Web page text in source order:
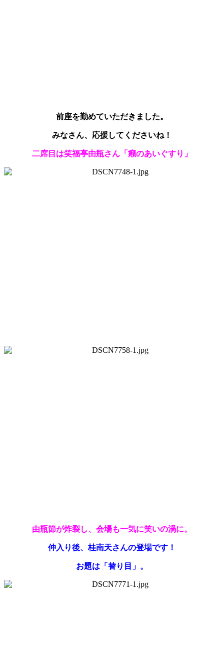
前座を勤めていただきました。
みなさん、応援してくださいね！
二席目は笑福亭由瓶さん「癪のあいぐすり」
由瓶節が炸裂し、会場も一気に笑いの渦に。
仲入り後、桂南天さんの登場です！
お題は「替り目」。